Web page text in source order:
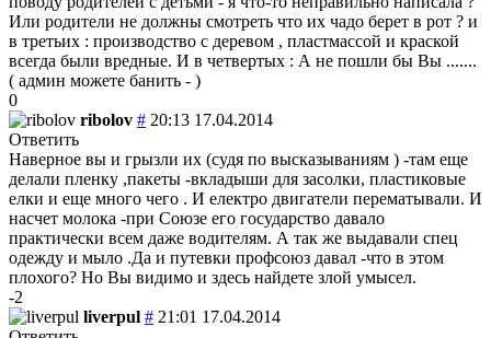
Или родители не должны смотреть что их чадо берет в рот ? и
в третьих : производство с деревом , пластмассой и краской
всегда были вредные. И в четвертых : А не пошли бы Вы .......
( админ можете банить - )
0
ribolov # 20:13 17.04.2014
Ответить
Наверное вы и грызли их (судя по высказываниям ) -там еще
делали пленку ,пакеты -вкладыши для засолки, пластиковые
елки и еще много чего . И електро двигатели перематывали. И
насчет молока -при Союзе его государство давало
практически всем даже водителям. А так же выдавали спец
одежду и мыло .Да и путевки профсоюз давал -что в этом
плохого? Но Вы видимо и здесь найдете злой умысел.
-2
liverpul # 21:01 17.04.2014